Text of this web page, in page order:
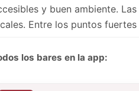
y buen ambiente.
Entre los puntos
los bares en la app: